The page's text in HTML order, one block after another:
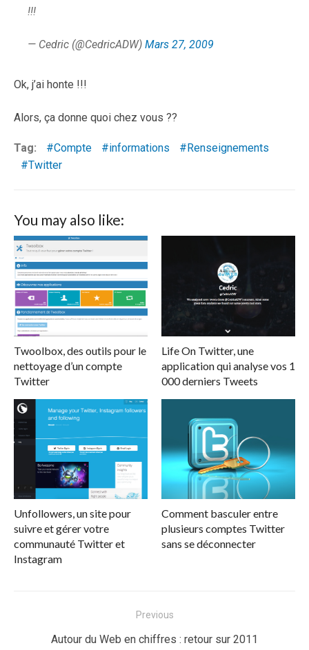
!!!
— Cedric (@CedricADW) Mars 27, 2009
Ok, j’ai honte !!!
Alors, ça donne quoi chez vous ??
Tag: Compte informations
Renseignements
Twitter
You may also like:
Twoolbox, des outils pour le
nettoyage d’un compte
Twitter
Life On Twitter, une
application qui analyse vos 1
000 derniers Tweets
Unfollowers, un site pour
suivre et gérer votre
communauté Twitter et
Instagram
Comment basculer entre
plusieurs comptes Twitter
sans se déconnecter
Previous
Previous
Autour du Web en chiffres : retour sur 2011